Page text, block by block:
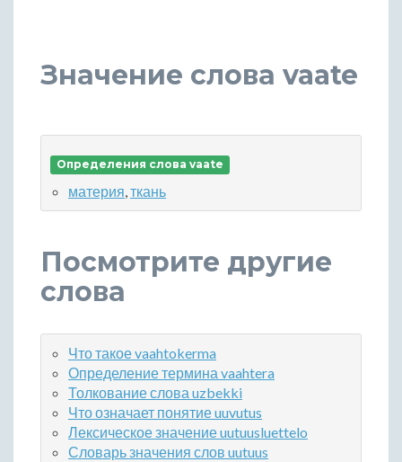
Значение слова vaate
Определения слова vaate
материя,ткань
Посмотрите другие
слова
Что такое vaahtokerma
Определение термина vaahtera
Толкование слова uzbekki
Что означает понятие uuvutus
Лексическое значение uutuusluettelo
Словарь значения слов uutuus